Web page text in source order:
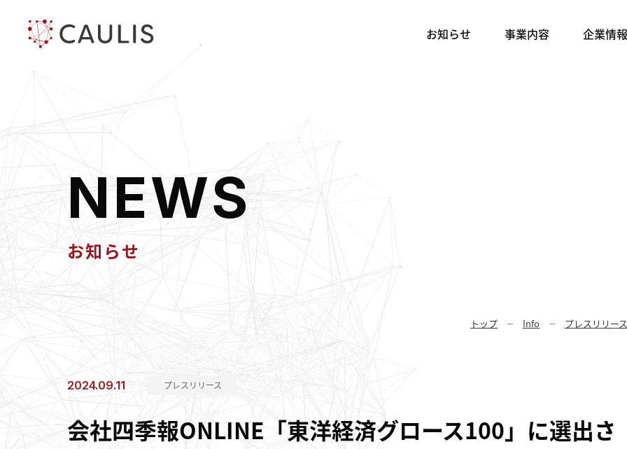
お知らせ 事業内容 企業情報
NEWS
お知らせ
トップ Info プレスリリース
2024.09.11 プレスリリース
会社四季報ONLINE「東洋経済グロース100」に選出さ